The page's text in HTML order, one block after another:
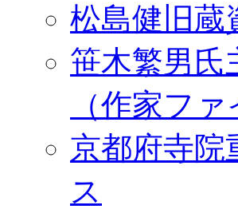
松島健旧蔵
笹木繁男氏
（作家ファ
京都府寺院
ス